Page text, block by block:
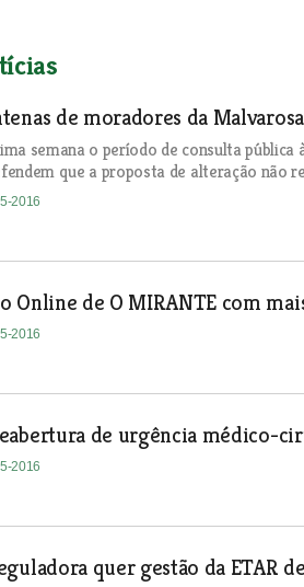
de moradores da
semana o período de consulta
que a proposta de alteração não
2016
Online de O MIRANTE com
2016
de urgência médico-
2016
quer gestão da ETAR